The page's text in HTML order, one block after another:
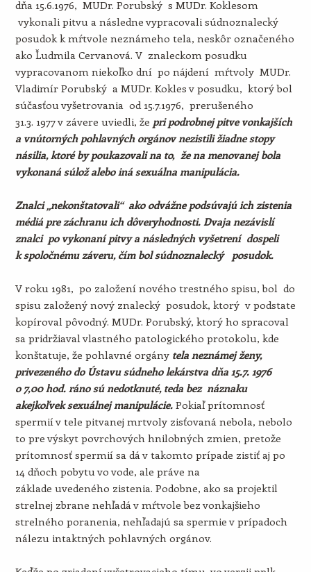
dňa 15.6.1976, MUDr. Porubský s MUDr. Koklesom
vykonali pitvu a následne vypracovali súdnoznalecký
posudok k mŕtvole neznámeho tela, neskôr označeného
ako Ľudmila Cervanová. V znaleckom posudku
vypracovanom niekoľko dní po nájdení mŕtvoly MUDr.
Vladimír Porubský a MUDr. Kokles v posudku, ktorý bol
súčasťou vyšetrovania od 15.7.1976, prerušeného
31.3. 1977 v závere uviedli, že pri podrobnej pitve vonkajších
a vnútorných pohlavných orgánov nezistili žiadne stopy
násilia, ktoré by poukazovali na to, že na menovanej bola
vykonaná súlož alebo iná sexuálna manipulácia.
Znalci „nekonštatovali“ ako odvážne podsúvajú ich zistenia
médiá pre záchranu ich dôveryhodnosti. Dvaja nezávislí
znalci po vykonaní pitvy a následných vyšetrení dospeli
k spoločnému záveru, čím bol súdnoznalecký posudok.
V roku 1981, po založení nového trestného spisu, bol do
spisu založený nový znalecký posudok, ktorý v podstate
kopíroval pôvodný. MUDr. Porubský, ktorý ho spracoval
sa pridržiaval vlastného patologického protokolu, kde
konštatuje, že pohlavné orgány tela neznámej ženy,
privezeného do Ústavu súdneho lekárstva dňa 15.7. 1976
o 7,00 hod. ráno sú nedotknuté, teda bez náznaku
akejkoľvek sexuálnej manipulácie. Pokiaľ prítomnosť
spermií v tele pitvanej mrtvoly zisťovaná nebola, nebolo
to pre výskyt povrchových hnilobných zmien, pretože
prítomnosť spermií sa dá v takomto prípade zistiť aj po
14 dňoch pobytu vo vode, ale práve na
základe uvedeného zistenia. Podobne, ako sa projektil
strelnej zbrane nehľadá v mŕtvole bez vonkajšieho
strelného poranenia, nehľadajú sa spermie v prípadoch
nálezu intaktných pohlavných orgánov.